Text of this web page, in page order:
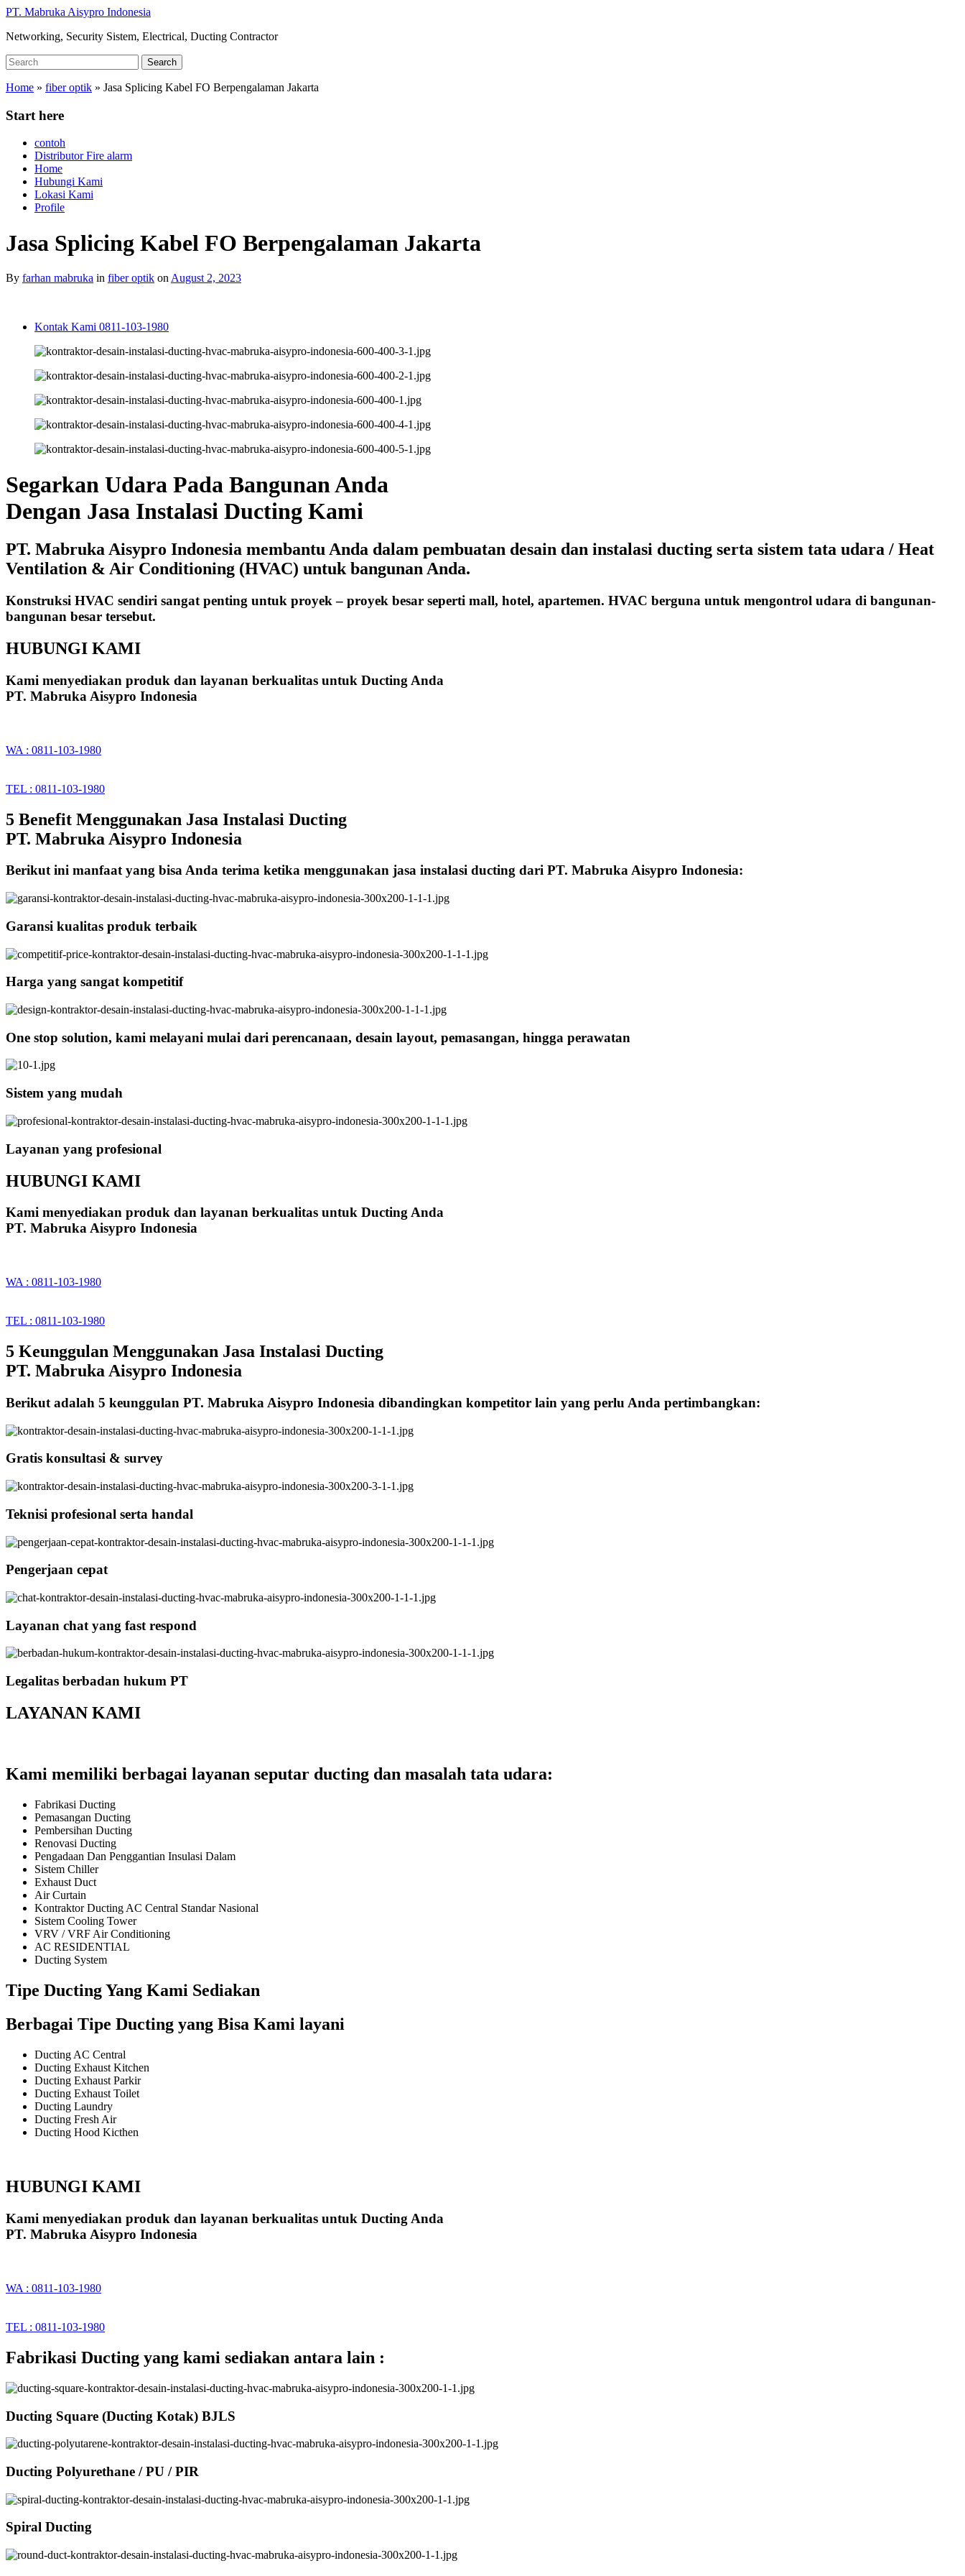
Skip
main
PT. Mabruka Aisypro Indonesia
Networking, Security Sistem, Electrical, Ducting Contractor
Search
for:
Search
Home » fiber optik » Jasa Splicing Kabel FO Berpengalaman Jakarta
Start here
contoh
Distributor Fire alarm
Home
Hubungi Kami
Lokasi Kami
Profile
Jasa Splicing Kabel FO Berpengalaman Jakarta
By farhan mabruka in fiber optik on August 2, 2023
Kontak Kami 0811-103-1980
Segarkan Udara Pada Bangunan Anda
Dengan Jasa Instalasi Ducting Kami
PT. Mabruka Aisypro Indonesia membantu Anda dalam pembuatan desain dan instalasi ducting serta sistem tata udara / Heat
Ventilation & Air Conditioning (HVAC) untuk bangunan Anda.
Konstruksi HVAC sendiri sangat penting untuk proyek – proyek besar seperti mall, hotel, apartemen. HVAC berguna untuk mengontrol udara di bangunan-
bangunan besar tersebut.
HUBUNGI KAMI
Kami menyediakan produk dan layanan berkualitas untuk Ducting Anda
PT. Mabruka Aisypro Indonesia
WA : 0811-103-1980
TEL : 0811-103-1980
5 Benefit Menggunakan Jasa Instalasi Ducting
PT. Mabruka Aisypro Indonesia
Berikut ini manfaat yang bisa Anda terima ketika menggunakan jasa instalasi ducting dari PT. Mabruka Aisypro Indonesia:
Garansi kualitas produk terbaik
Harga yang sangat kompetitif
One stop solution, kami melayani mulai dari perencanaan, desain layout, pemasangan, hingga perawatan
Sistem yang mudah
Layanan yang profesional
HUBUNGI KAMI
Kami menyediakan produk dan layanan berkualitas untuk Ducting Anda
PT. Mabruka Aisypro Indonesia
WA : 0811-103-1980
TEL : 0811-103-1980
5 Keunggulan Menggunakan Jasa Instalasi Ducting
PT. Mabruka Aisypro Indonesia
Berikut adalah 5 keunggulan PT. Mabruka Aisypro Indonesia dibandingkan kompetitor lain yang perlu Anda pertimbangkan:
Gratis konsultasi & survey
Teknisi profesional serta handal
Pengerjaan cepat
Layanan chat yang fast respond
Legalitas berbadan hukum PT
LAYANAN KAMI
Kami memiliki berbagai layanan seputar ducting dan masalah tata udara:
Fabrikasi Ducting
Pemasangan Ducting
Pembersihan Ducting
Renovasi Ducting
Pengadaan Dan Penggantian Insulasi Dalam
Sistem Chiller
Exhaust Duct
Air Curtain
Kontraktor Ducting AC Central Standar Nasional
Sistem Cooling Tower
VRV / VRF Air Conditioning
AC RESIDENTIAL
Ducting System
Tipe Ducting Yang Kami Sediakan
Berbagai Tipe Ducting yang Bisa Kami layani
Ducting AC Central
Ducting Exhaust Kitchen
Ducting Exhaust Parkir
Ducting Exhaust Toilet
Ducting Laundry
Ducting Fresh Air
Ducting Hood Kicthen
HUBUNGI KAMI
Kami menyediakan produk dan layanan berkualitas untuk Ducting Anda
PT. Mabruka Aisypro Indonesia
WA : 0811-103-1980
TEL : 0811-103-1980
Fabrikasi Ducting yang kami sediakan antara lain :
Ducting Square (Ducting Kotak) BJLS
Ducting Polyurethane / PU / PIR
Spiral Ducting